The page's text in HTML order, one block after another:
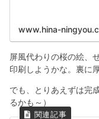
www.hina-
屏風代わりの桜の絵、
印刷しようかな。裏に
でも、とりあえずは完
るかも～）